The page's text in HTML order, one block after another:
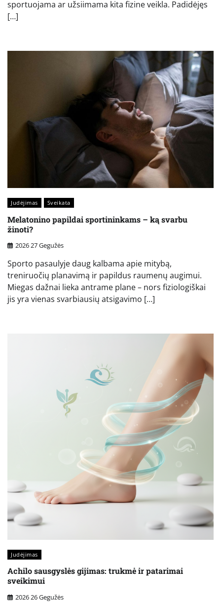
sportuojama ar užsiimama kita fizine veikla. Padidėjęs
[…]
Judėjimas Sveikata
Melatonino papildai sportininkams – ką svarbu
žinoti?
2026 27 Gegužės
Sporto pasaulyje daug kalbama apie mitybą,
treniruočių planavimą ir papildus raumenų augimui.
Miegas dažnai lieka antrame plane – nors fiziologiškai
jis yra vienas svarbiausių atsigavimo […]
Judėjimas
Achilo sausgyslės gijimas: trukmė ir patarimai
sveikimui
2026 26 Gegužės